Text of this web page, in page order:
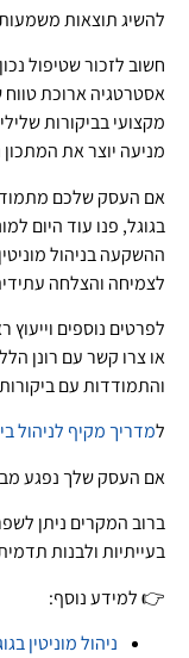
להשיג תוצאות
חשוב לזכור שטיפול
אסטרטגיה ארוכת
מקצועי בביקורות
מניעה יוצר את
אם העסק שלכם מתמודד
בגוגל, פנו עוד היום
ההשקעה בניהול
לצמיחה והצלחה
לפרטים נוספים
או צרו קשר עם רונן
והתמודדות עם
למדריך מקיף לניהול
אם העסק שלך נפגע
ברוב המקרים ניתן
בעייתיות ולבנות
👉 למידע נוסף:
ניהול מוניטין